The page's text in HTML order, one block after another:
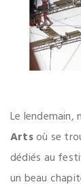
Le lendemain,
Artsoù se
dédiés au
un beau